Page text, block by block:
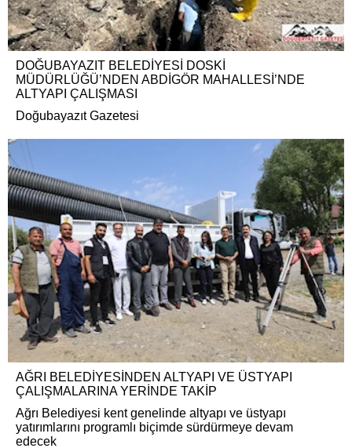
DOĞUBAYAZIT BELEDİYESİ DOSKİ
MÜDÜRLÜĞÜ’NDEN ABDİGÖR MAHALLESİ’NDE
ALTYAPI ÇALIŞMASI
Doğubayazıt Gazetesi
AĞRI BELEDİYESİNDEN ALTYAPI VE ÜSTYAPI
ÇALIŞMALARINA YERİNDE TAKİP
Ağrı Belediyesi kent genelinde altyapı ve üstyapı
yatırımlarını programlı biçimde sürdürmeye devam
edecek